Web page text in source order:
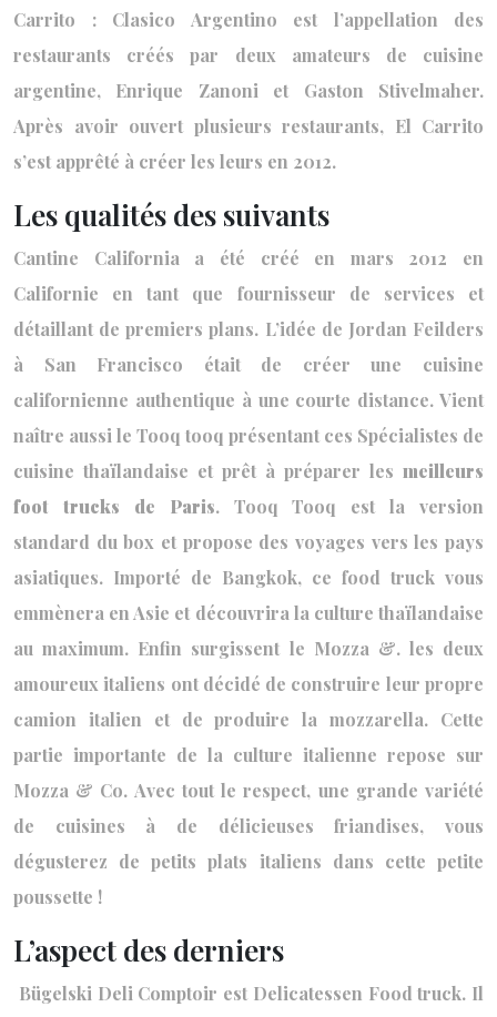
Carrito : Clasico Argentino est l’appellation des
restaurants créés par deux amateurs de cuisine
argentine, Enrique Zanoni et Gaston Stivelmaher.
Après avoir ouvert plusieurs restaurants, El Carrito
s’est apprêté à créer les leurs en 2012.
Les qualités des suivants
Cantine California a été créé en mars 2012 en
Californie en tant que fournisseur de services et
détaillant de premiers plans. L’idée de Jordan Feilders
à San Francisco était de créer une cuisine
californienne authentique à une courte distance. Vient
naître aussi le Tooq tooq présentant ces Spécialistes de
cuisine thaïlandaise et prêt à préparer les meilleurs
foot trucks de Paris. Tooq Tooq est la version
standard du box et propose des voyages vers les pays
asiatiques. Importé de Bangkok, ce food truck vous
emmènera en Asie et découvrira la culture thaïlandaise
au maximum. Enfin surgissent le Mozza &. les deux
amoureux italiens ont décidé de construire leur propre
camion italien et de produire la mozzarella. Cette
partie importante de la culture italienne repose sur
Mozza & Co. Avec tout le respect, une grande variété
de cuisines à de délicieuses friandises, vous
dégusterez de petits plats italiens dans cette petite
poussette !
L’aspect des derniers
Bügelski Deli Comptoir est Delicatessen Food truck. Il